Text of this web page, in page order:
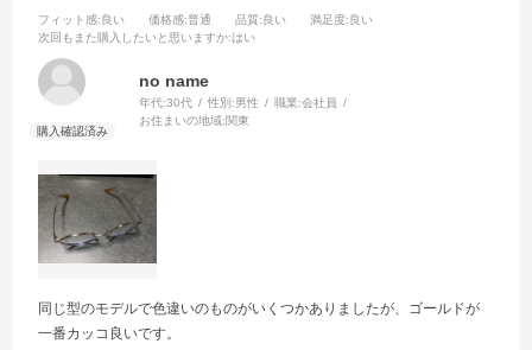
フィット感:良い 価格感:普通 品質:良い 満足度:良い
次回もまた購入したいと思いますか:はい
no name
年代:30代 性別:男性 職業:会社員
お住まいの地域:関東
同じ型のモデルで色違いのものがいくつかありましたが、ゴールドが
一番カッコ良いです。